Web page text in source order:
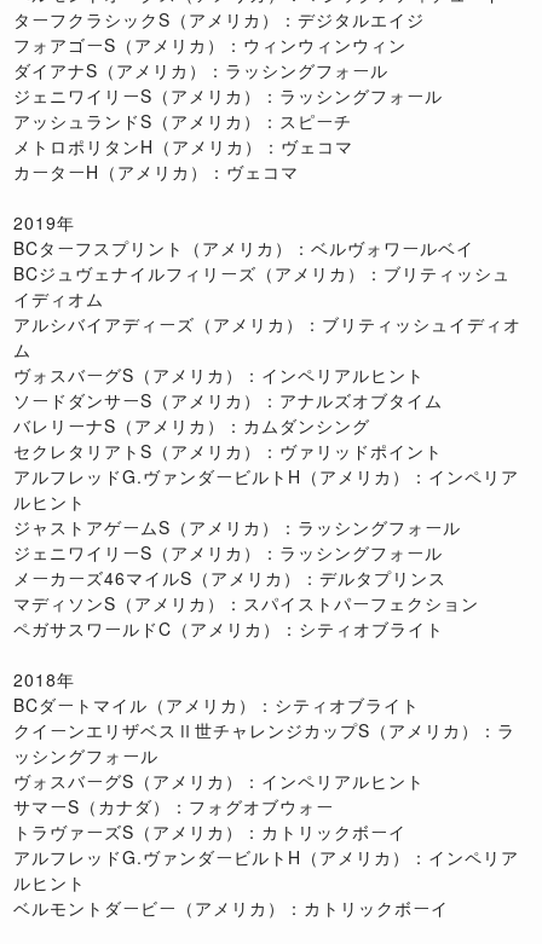
ターフクラシックS（アメリカ）：デジタルエイジ
フォアゴーS（アメリカ）：ウィンウィンウィン
ダイアナS（アメリカ）：ラッシングフォール
ジェニワイリーS（アメリカ）：ラッシングフォール
アッシュランドS（アメリカ）：スピーチ
メトロポリタンH（アメリカ）：ヴェコマ
カーターH（アメリカ）：ヴェコマ
2019年
BCターフスプリント（アメリカ）：ベルヴォワールベイ
BCジュヴェナイルフィリーズ（アメリカ）：ブリティッシュ
イディオム
アルシバイアディーズ（アメリカ）：ブリティッシュイディオ
ム
ヴォスバーグS（アメリカ）：インペリアルヒント
ソードダンサーS（アメリカ）：アナルズオブタイム
バレリーナS（アメリカ）：カムダンシング
セクレタリアトS（アメリカ）：ヴァリッドポイント
アルフレッドG.ヴァンダービルトH（アメリカ）：インペリア
ルヒント
ジャストアゲームS（アメリカ）：ラッシングフォール
ジェニワイリーS（アメリカ）：ラッシングフォール
メーカーズ46マイルS（アメリカ）：デルタプリンス
マディソンS（アメリカ）：スパイストパーフェクション
ペガサスワールドC（アメリカ）：シティオブライト
2018年
BCダートマイル（アメリカ）：シティオブライト
クイーンエリザベスⅡ世チャレンジカップS（アメリカ）：ラ
ッシングフォール
ヴォスバーグS（アメリカ）：インペリアルヒント
サマーS（カナダ）：フォグオブウォー
トラヴァーズS（アメリカ）：カトリックボーイ
アルフレッドG.ヴァンダービルトH（アメリカ）：インペリア
ルヒント
ベルモントダービー（アメリカ）：カトリックボーイ